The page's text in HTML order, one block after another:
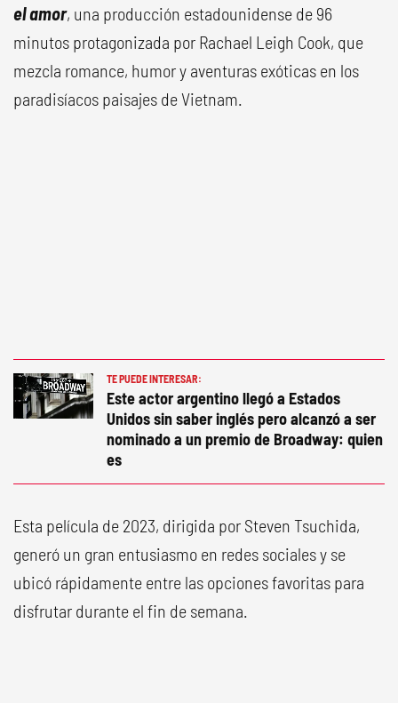
el amor, una producción estadounidense de 96
minutos protagonizada por Rachael Leigh Cook, que
mezcla romance, humor y aventuras exóticas en los
paradisíacos paisajes de Vietnam.
TE PUEDE INTERESAR:
Este actor argentino llegó a Estados
Unidos sin saber inglés pero alcanzó a ser
nominado a un premio de Broadway: quien
es
Esta película de 2023, dirigida por Steven Tsuchida,
generó un gran entusiasmo en redes sociales y se
ubicó rápidamente entre las opciones favoritas para
disfrutar durante el fin de semana.